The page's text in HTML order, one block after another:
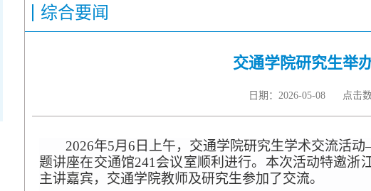
综合要闻
交通学院研究生举
日期：2026-05-08 点击数
2026年5月6日上午，交通学院研究生学术交流活
题讲座在交通馆241会议室顺利进行。本次活动特邀
主讲嘉宾，交通学院教师及研究生参加了交流。